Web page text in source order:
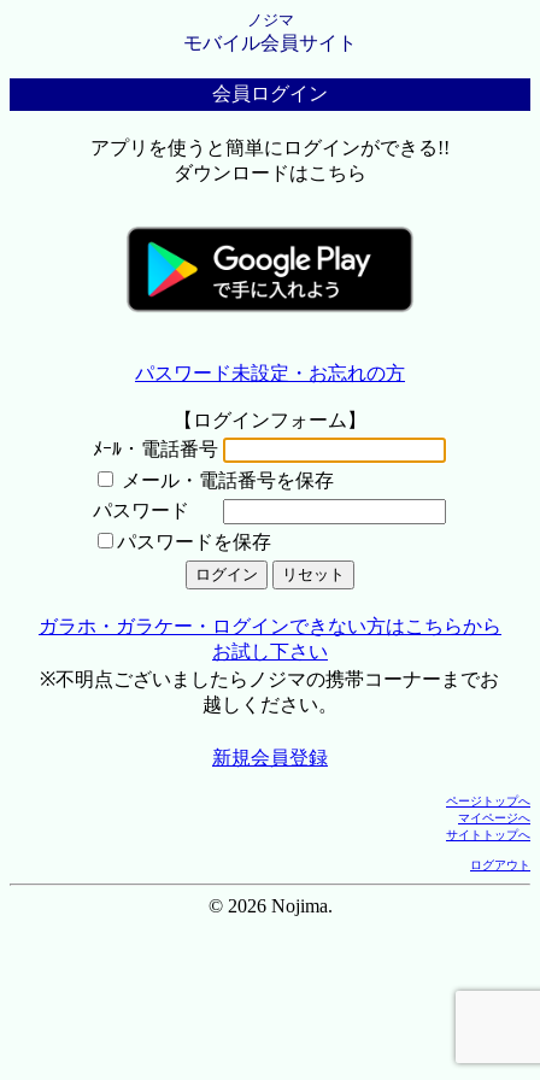
ノジマ
モバイル会員サイト
会員ログイン
アプリを使うと簡単にログインができる!!
ダウンロードはこちら
パスワード未設定・お忘れの方
【ログインフォーム】
ﾒｰﾙ・電話番号
メール・電話番号を保存
パスワード
パスワードを保存
ガラホ・ガラケー・ログインできない方はこちらから
お試し下さい
※不明点ございましたらノジマの携帯コーナーまでお
越しください。
新規会員登録
ページトップへ
マイページへ
サイトトップへ
ログアウト
© 2026 Nojima.